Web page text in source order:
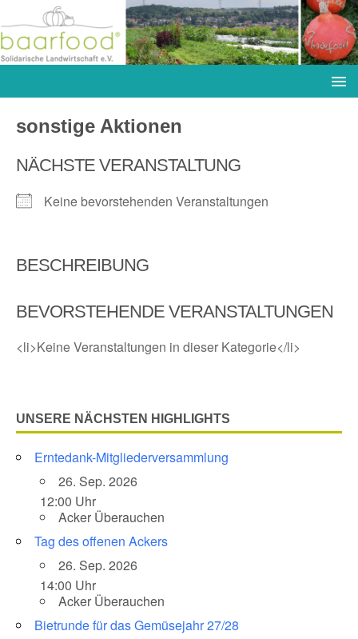
sonstige Aktionen
NÄCHSTE VERANSTALTUNG
Keine bevorstehenden Veranstaltungen
BESCHREIBUNG
BEVORSTEHENDE VERANSTALTUNGEN
<li>Keine Veranstaltungen in dieser Kategorie</li>
UNSERE NÄCHSTEN HIGHLIGHTS
Erntedank-Mitgliederversammlung
26. Sep. 2026
12:00 Uhr
Acker Überauchen
Tag des offenen Ackers
26. Sep. 2026
14:00 Uhr
Acker Überauchen
Bietrunde für das Gemüsejahr 27/28